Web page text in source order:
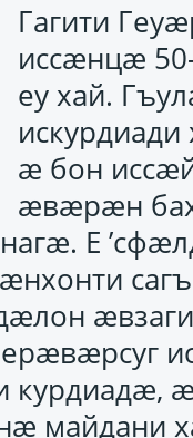
Гагити
иссӕнцӕ
еу хай.
ӕ бон
ӕвӕрӕн
Е
майдани